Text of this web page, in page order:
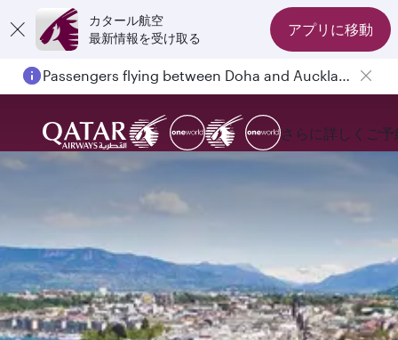
カタール航空
最新情報を受け取る
アプリに移動
Passengers flying between Doha and Auckland on QR914 and QR915
さらに詳しく ご予